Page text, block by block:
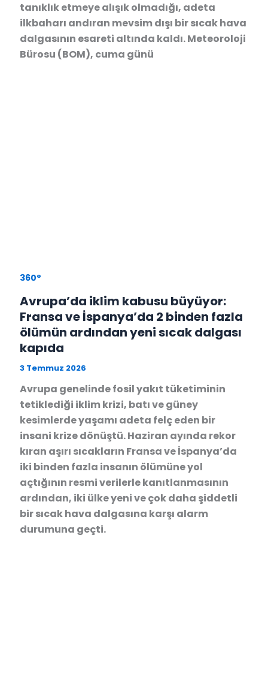
tanıklık etmeye alışık olmadığı, adeta
ilkbaharı andıran mevsim dışı bir sıcak hava
dalgasının esareti altında kaldı. Meteoroloji
Bürosu (BOM), cuma günü
360°
Avrupa’da iklim kabusu büyüyor:
Fransa ve İspanya’da 2 binden fazla
ölümün ardından yeni sıcak dalgası
kapıda
3 Temmuz 2026
Avrupa genelinde fosil yakıt tüketiminin
tetiklediği iklim krizi, batı ve güney
kesimlerde yaşamı adeta felç eden bir
insani krize dönüştü. Haziran ayında rekor
kıran aşırı sıcakların Fransa ve İspanya’da
iki binden fazla insanın ölümüne yol
açtığının resmi verilerle kanıtlanmasının
ardından, iki ülke yeni ve çok daha şiddetli
bir sıcak hava dalgasına karşı alarm
durumuna geçti.